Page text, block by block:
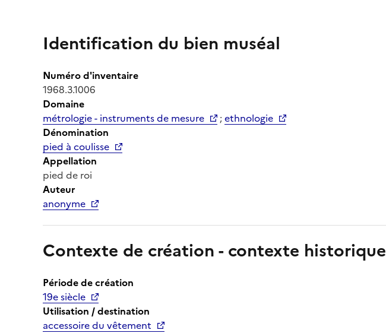
Identification du bien muséal
Numéro d'inventaire
1968.3.1006
Domaine
métrologie - instruments de mesure
;ethnologie
Dénomination
pied à coulisse
Appellation
pied de roi
Auteur
anonyme
Contexte de création - contexte historique
Période de création
19e siècle
Utilisation / destination
accessoire du vêtement